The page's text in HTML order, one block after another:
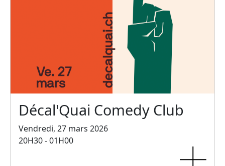
Décal'Quai Comedy Club
Vendredi, 27 mars 2026
20H30 - 01H00